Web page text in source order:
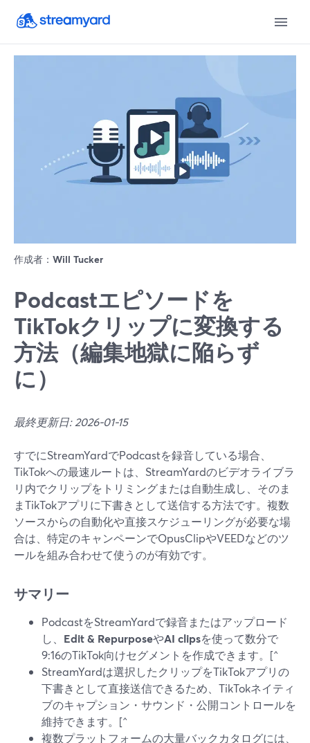
作成者： Will Tucker
Podcastエピソードを
TikTokクリップに変換する
方法（編集地獄に陥らず
に）
最終更新日: 2026-01-15
すでにStreamYardでPodcastを録音している場合、
TikTokへの最速ルートは、StreamYardのビデオライブラ
リ内でクリップをトリミングまたは自動生成し、そのま
まTikTokアプリに下書きとして送信する方法です。複数
ソースからの自動化や直接スケジューリングが必要な場
合は、特定のキャンペーンでOpusClipやVEEDなどのツ
ールを組み合わせて使うのが有効です。
サマリー
PodcastをStreamYardで録音またはアップロード
し、 Edit & RepurposeやAI clipsを使って数分で
9:16のTikTok向けセグメントを作成できます。[^
StreamYardは選択したクリップをTikTokアプリの
下書きとして直接送信できるため、TikTokネイティ
ブのキャプション・サウンド・公開コントロールを
維持できます。[^
複数プラットフォームの大量バックカタログには、